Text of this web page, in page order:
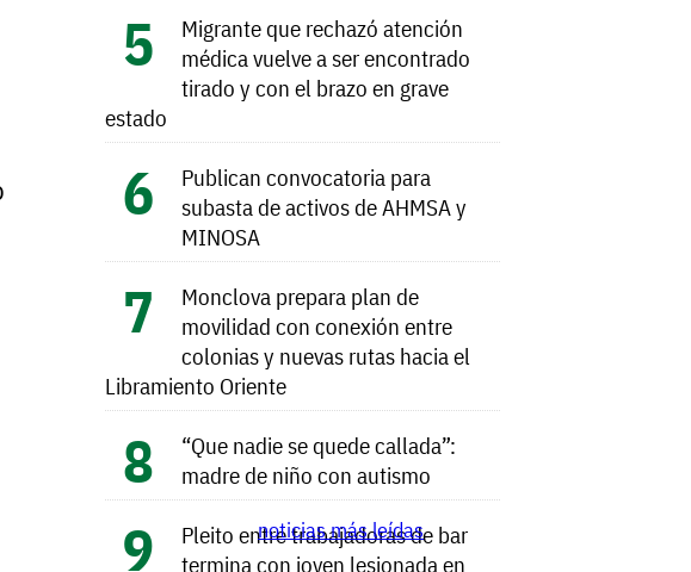
Migrante que rechazó atención
médica vuelve a ser encontrado
tirado y con el brazo en grave
estado
Publican convocatoria para
subasta de activos de AHMSA y
MINOSA
Monclova prepara plan de
movilidad con conexión entre
colonias y nuevas rutas hacia el
Libramiento Oriente
“Que nadie se quede callada”:
madre de niño con autismo
Pleito entre trabajadoras de bar
termina con joven lesionada en
noticias más leídas